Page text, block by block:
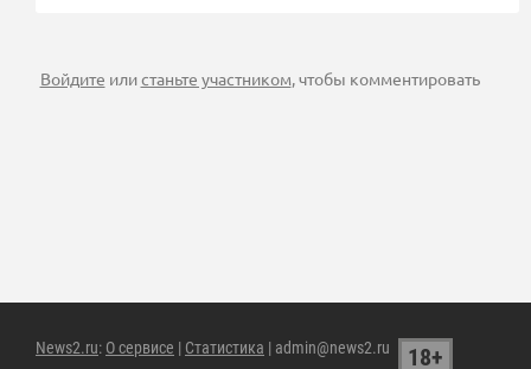
Войдите илистаньте участником, чтобы комментировать
News2.ru: О сервисе | Статистика | admin@news2.ru 18+